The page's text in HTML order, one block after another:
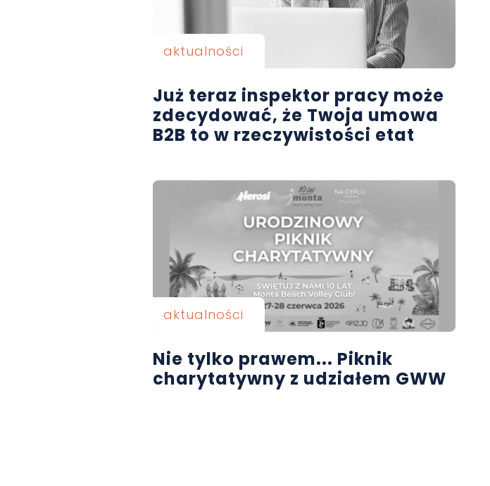
aktualności
Już teraz inspektor pracy może
zdecydować, że Twoja umowa
B2B to w rzeczywistości etat
aktualności
Nie tylko prawem... Piknik
charytatywny z udziałem GWW